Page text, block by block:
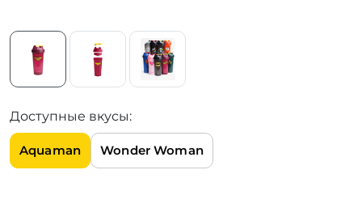
Доступные вкусы:
Aquaman Wonder Woman